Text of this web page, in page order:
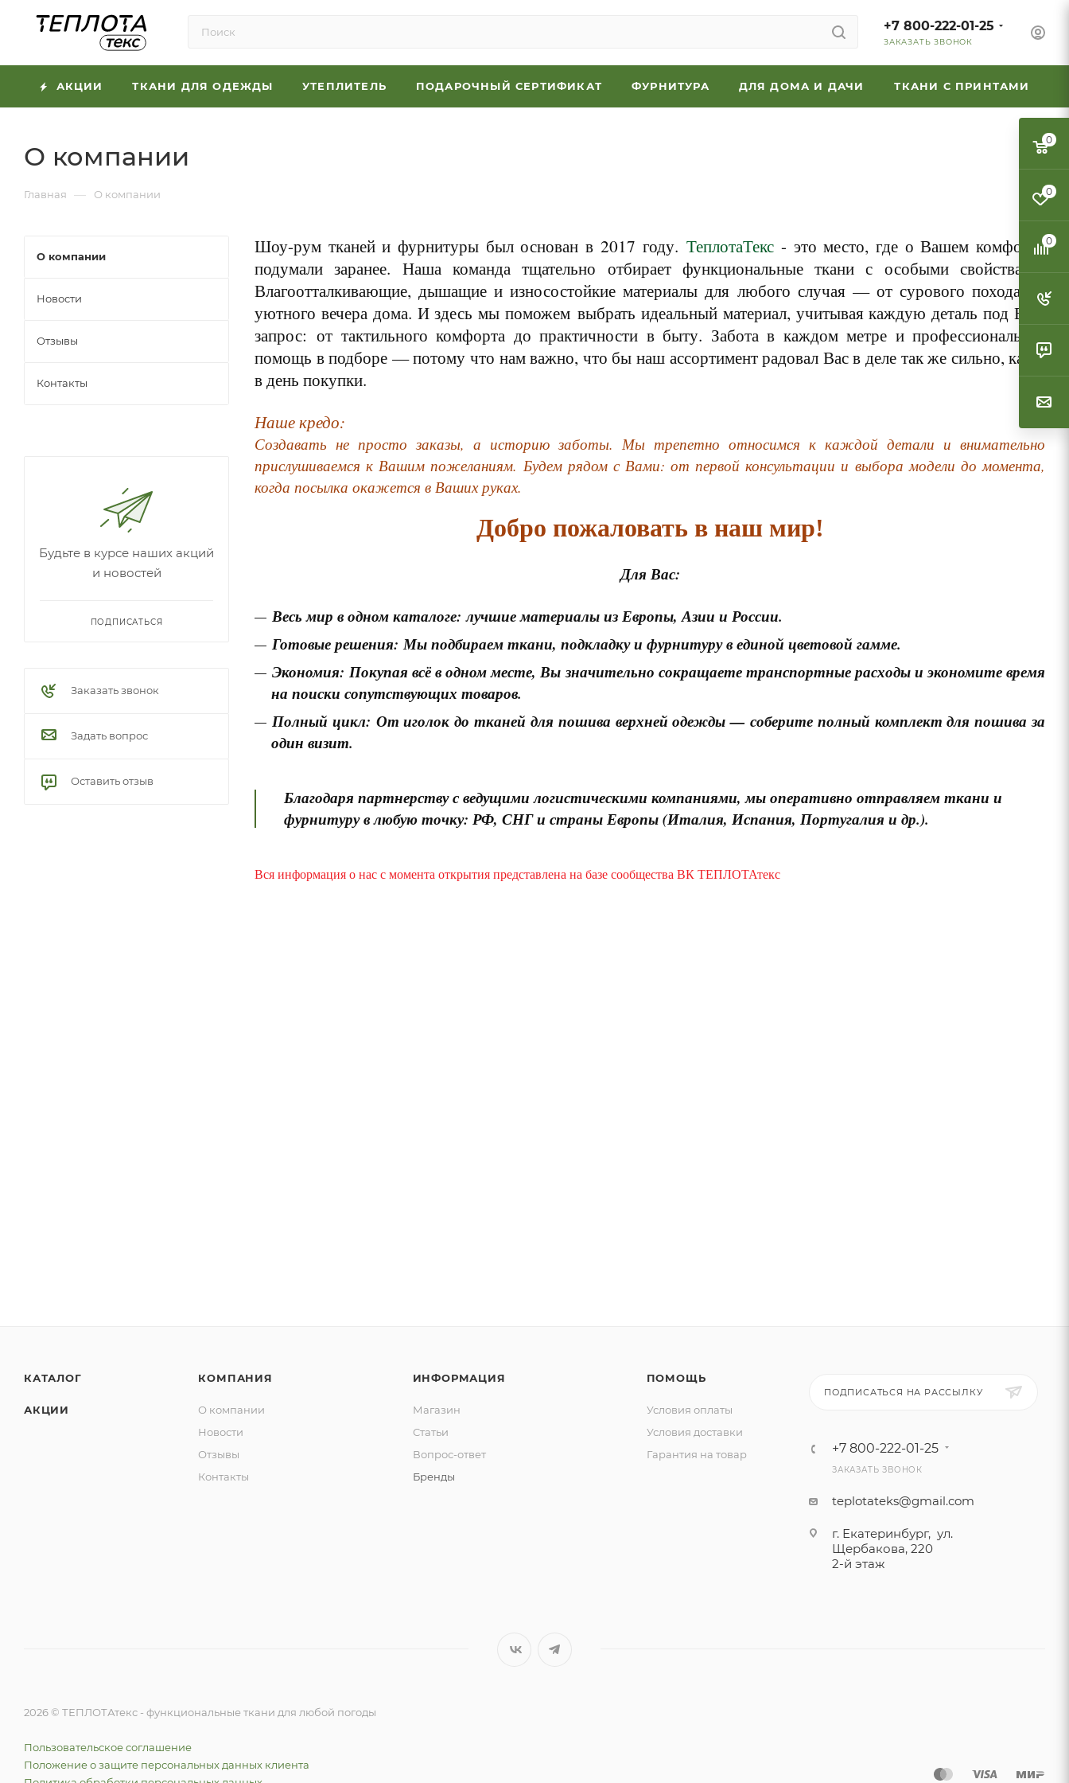
+7 800-222-01-25
ЗАКАЗАТЬ ЗВОНОК
АКЦИИ ТКАНИ ДЛЯ ОДЕЖДЫ УТЕПЛИТЕЛЬ ПОДАРОЧНЫЙ СЕРТИФИКАТ ФУРНИТУРА ДЛЯ ДОМА И ДАЧИ ТКАНИ С ПРИНТАМИ
О компании
Главная — О компании
Шоу-рум тканей и фурнитуры был основан в 2017 году.ТеплотаТекс - это место, где о Вашем комфорте
подумали заранее. Наша команда тщательно отбирает функциональные ткани с особыми свойствами.
Влагоотталкивающие, дышащие и износостойкие материалы для любого случая — от сурового похода до
уютного вечера дома. И здесь мы поможем выбрать идеальный материал, учитывая каждую деталь под Ваш
запрос: от тактильного комфорта до практичности в быту. Забота в каждом метре и профессиональная
помощь в подборе — потому что нам важно, что бы наш ассортимент радовал Вас в деле так же сильно, как и
в день покупки.
Наше кредо:
Создавать не просто заказы, а историю заботы. Мы трепетно относимся к каждой детали и внимательно
прислушиваемся к Вашим пожеланиям. Будем рядом с Вами: от первой консультации и выбора модели до момента,
когда посылка окажется в Ваших руках.
Добро пожаловать в наш мир!
Для Вас:
Весь мир в одном каталоге: лучшие материалы из Европы, Азии и России.
Готовые решения: Мы подбираем ткани, подкладку и фурнитуру в единой цветовой гамме.
Экономия: Покупая всё в одном месте, Вы значительно сокращаете транспортные расходы и экономите время
на поиски сопутствующих товаров.
Полный цикл: От иголок до тканей для пошива верхней одежды — соберите полный комплект для пошива за
один визит.
Благодаря партнерству с ведущими логистическими компаниями, мы оперативно отправляем ткани и
фурнитуру в любую точку: РФ, СНГ и страны Европы (Италия, Испания, Португалия и др.).
Вся информация о нас с момента открытия представлена на базе сообщества ВК ТЕПЛОТАтекс
О компании
Новости
Отзывы
Контакты
Будьте в курсе наших акций
и новостей
ПОДПИСАТЬСЯ
Заказать звонок
Задать вопрос
Оставить отзыв
КАТАЛОГ
АКЦИИ
КОМПАНИЯ
О компании
Новости
Отзывы
Контакты
ИНФОРМАЦИЯ
Магазин
Статьи
Вопрос-ответ
Бренды
ПОМОЩЬ
Условия оплаты
Условия доставки
Гарантия на товар
ПОДПИСАТЬСЯ НА РАССЫЛКУ
+7 800-222-01-25
ЗАКАЗАТЬ ЗВОНОК
teplotateks@gmail.com
г. Екатеринбург, ул.
Щербакова, 220
2-й этаж
2026 © ТЕПЛОТАтекс - функциональные ткани для любой погоды
Пользовательское соглашение
Положение о защите персональных данных клиента
0
0
0